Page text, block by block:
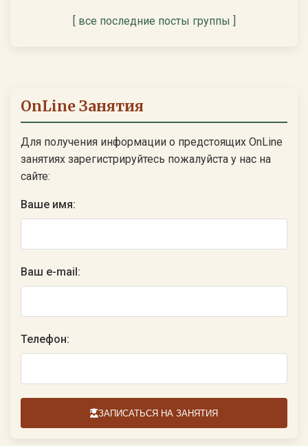
[ все последние посты группы ]
OnLine Занятия
Для получения информации о предстоящих OnLine
занятиях зарегистрируйтесь пожалуйста у нас на
сайте:
Ваше имя:
Ваш e-mail:
Телефон:
ЗАПИСАТЬСЯ НА ЗАНЯТИЯ